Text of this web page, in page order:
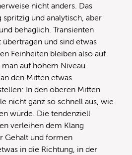
nicht anders. Das
spritzig und analytisch, aber
behaglich. Transienten
und sind etwas
Feinheiten bleiben also auf
auf hohem Niveau
den Mitten etwas
In den oberen Mitten
nicht ganz so schnell aus, wie
würde. Die tendenziell
verleihen dem Klang
Gehalt und formen
in die Richtung, in der